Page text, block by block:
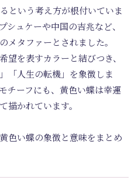
という考え方が根付いていま
シュケーや中国の吉兆など、
メタファーとされました。
望を表すカラーと結びつき、
「人生の転機」を象徴しま
チーフにも、黄色い蝶は幸運
描かれています。
色い蝶の象徴と意味をまとめ